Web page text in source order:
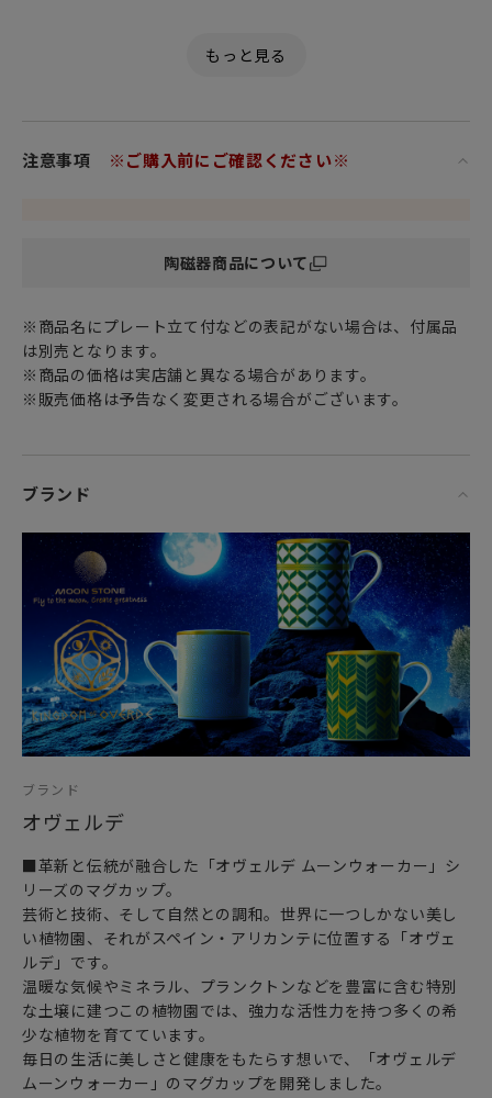
「ムーンウォーカー」の名の通り
「本物の月の石のパウダー」を配合した特殊印刷が施されて
■Design■
生命の樹の神聖幾何学
静かなる自然のリズムに寄り添いながら、オリーブの葉が優
雅に連なり、器の上を織りなします。
す。
それは、人と生きとし生けるものをつなぐ、目には見えない
けれど確かに感じられる絆。
永遠に続くような静けさと安心感をもたらす、神聖なつなが
りの象徴です。
オヴェルデのオリーブ農園は、樹木と星々との調和を尊重
し、レオナルド・ダ・ヴィンチの古代の計算に基づいて設計
されています。
※電子レンジ・食器洗い乾燥機・オーブンは使用しないでく
※金彩部分には多少のスレ等がございます。
※装飾はデリケートなため、やわらかいスポンジ等で洗って
ください。
製造国：日本
注意事項 ※ご購入前にご確認ください※
陶磁器商品について
※商品名にプレート立て付などの表記がない場合は、付属品
は別売となります。
※商品の価格は実店舗と異なる場合があります。
※販売価格は予告なく変更される場合がございます。
ブランド
ブランド
オヴェルデ
■革新と伝統が融合した「オヴェルデ ムーンウォーカー」シ
リーズのマグカップ。
芸術と技術、そして自然との調和。世界に一つしかない美し
い植物園、それがスペイン・アリカンテに位置する「オヴェ
ルデ」です。
温暖な気候やミネラル、プランクトンなどを豊富に含む特別
な土壌に建つこの植物園では、強力な活性力を持つ多くの希
少な植物を育てています。
毎日の生活に美しさと健康をもたらす想いで、「オヴェルデ
ムーンウォーカー」のマグカップを開発しました。